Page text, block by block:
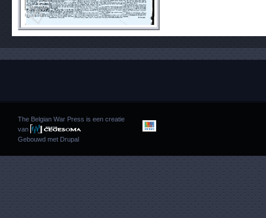
The Belgian War Press is een creatie
van
Gebouwd met Drupal